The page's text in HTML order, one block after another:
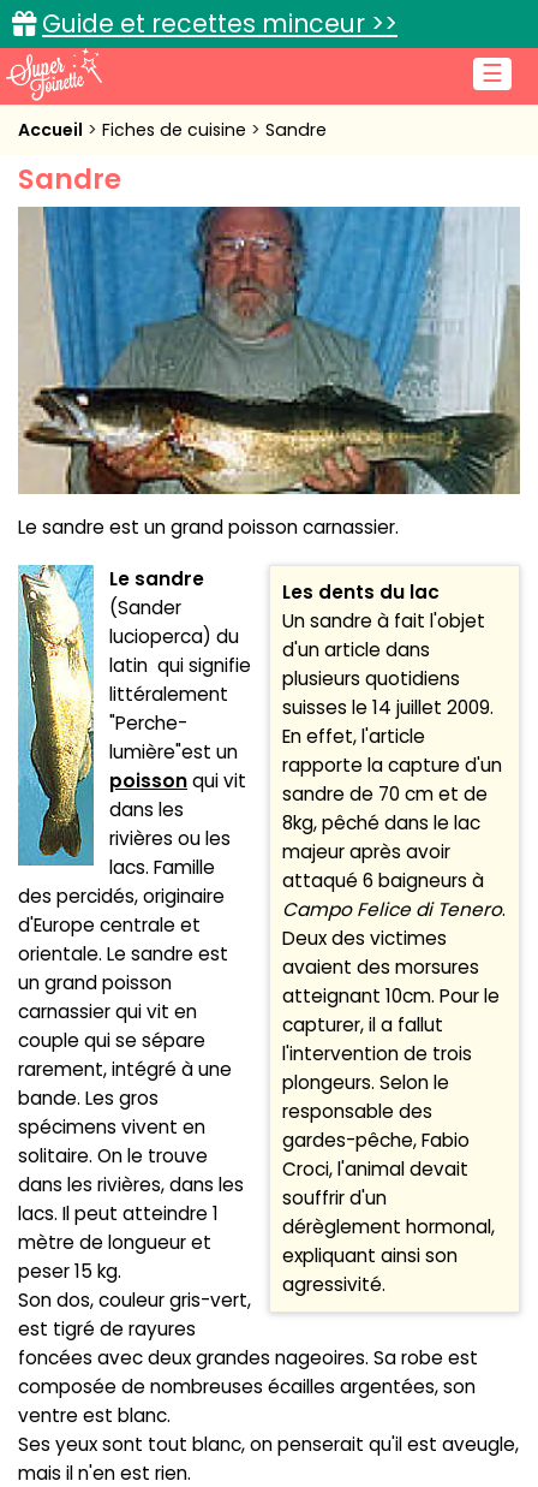
☰
Guide et recettes minceur >>
Accueil
Recettes de cuisine
Cuisine pratique
L'actu cuisine
Connexion
Accueil Fiches de cuisine Sandre
Sandre
Le sandre est un grand poisson carnassier.
Les dents du lac
Un sandre à fait l'objet
d'un article dans
plusieurs quotidiens
suisses le 14 juillet 2009.
En effet, l'article
rapporte la capture d'un
sandre de 70 cm et de
8kg, pêché dans le lac
majeur après avoir
attaqué 6 baigneurs à
Campo Felice di Tenero.
Deux des victimes
avaient des morsures
atteignant 10cm. Pour le
capturer, il a fallut
l'intervention de trois
plongeurs. Selon le
responsable des
gardes-pêche, Fabio
Croci, l'animal devait
souffrir d'un
dérèglement hormonal,
expliquant ainsi son
agressivité.
Le sandre
(Sander
lucioperca) du
latin qui signifie
littéralement
"Perche-
lumière"est un
poissonqui vit
dans les
rivières ou les
lacs. Famille
des percidés, originaire
d'Europe centrale et
orientale. Le sandre est
un grand poisson
carnassier qui vit en
couple qui se sépare
rarement, intégré à une
bande. Les gros
spécimens vivent en
solitaire. On le trouve
dans les rivières, dans les
lacs. Il peut atteindre 1
mètre de longueur et
peser 15 kg.
Son dos, couleur gris-vert,
est tigré de rayures
foncées avec deux grandes nageoires. Sa robe est
composée de nombreuses écailles argentées, son
ventre est blanc.
Ses yeux sont tout blanc, on penserait qu'il est aveugle,
mais il n'en est rien.